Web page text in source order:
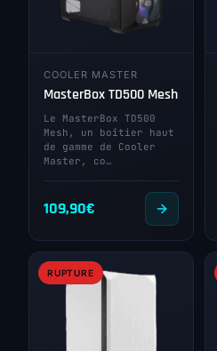
COOLER MASTER
MasterBox TD500 Mesh
Le MasterBox TD500
Mesh, un boîtier haut
de gamme de Cooler
Master, co…
109,90€
RUPTURE